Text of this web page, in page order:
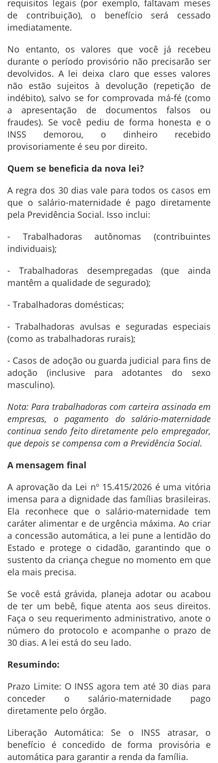
requisitos legais (por exemplo, faltavam meses
de contribuição), o benefício será cessado
imediatamente.
No entanto, os valores que você já recebeu
durante o período provisório não precisarão ser
devolvidos. A lei deixa claro que esses valores
não estão sujeitos à devolução (repetição de
indébito), salvo se for comprovada má-fé (como
a apresentação de documentos falsos ou
fraudes). Se você pediu de forma honesta e o
INSS demorou, o dinheiro recebido
provisoriamente é seu por direito.
Quem se beneficia da nova lei?
A regra dos 30 dias vale para todos os casos em
que o salário-maternidade é pago diretamente
pela Previdência Social. Isso inclui:
- Trabalhadoras autônomas (contribuintes
individuais);
- Trabalhadoras desempregadas (que ainda
mantêm a qualidade de segurado);
- Trabalhadoras domésticas;
- Trabalhadoras avulsas e seguradas especiais
(como as trabalhadoras rurais);
- Casos de adoção ou guarda judicial para fins de
adoção (inclusive para adotantes do sexo
masculino).
Nota: Para trabalhadoras com carteira assinada em
empresas, o pagamento do salário-maternidade
continua sendo feito diretamente pelo empregador,
que depois se compensa com a Previdência Social.
A mensagem final
A aprovação da Lei nº 15.415/2026 é uma vitória
imensa para a dignidade das famílias brasileiras.
Ela reconhece que o salário-maternidade tem
caráter alimentar e de urgência máxima. Ao criar
a concessão automática, a lei pune a lentidão do
Estado e protege o cidadão, garantindo que o
sustento da criança chegue no momento em que
ela mais precisa.
Se você está grávida, planeja adotar ou acabou
de ter um bebê, fique atenta aos seus direitos.
Faça o seu requerimento administrativo, anote o
número do protocolo e acompanhe o prazo de
30 dias. A lei está do seu lado.
Resumindo:
Prazo Limite: O INSS agora tem até 30 dias para
conceder o salário-maternidade pago
diretamente pelo órgão.
Liberação Automática: Se o INSS atrasar, o
benefício é concedido de forma provisória e
automática para garantir a renda da família.